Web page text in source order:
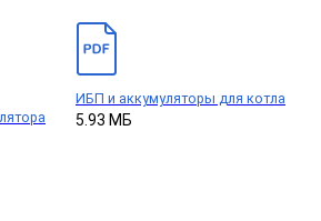
ИБП и аккумуляторы для котла
5.93 МБ